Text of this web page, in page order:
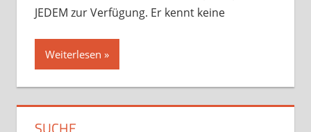
JEDEM zur Verfügung. Er kennt keine
Weiterlesen